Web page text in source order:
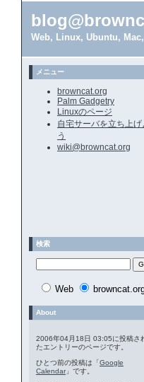
Web, Linux, Ubuntu, Mac,
メニュー
browncat.org
Palm Gadgetry
Linuxのページ
自宅サーバを立ち上げ
う
wiki@browncat.org
検索
Web
About
2006年04月18日 03:05に投稿さ
たエントリーのページです。
ひとつ前の投稿は「Google
Calendar 」です。